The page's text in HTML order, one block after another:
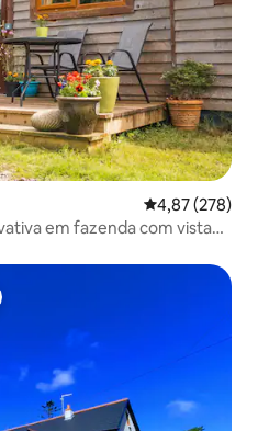
4,87 de uma
4,87 (278)
em fazenda com vista
dos hóspedes